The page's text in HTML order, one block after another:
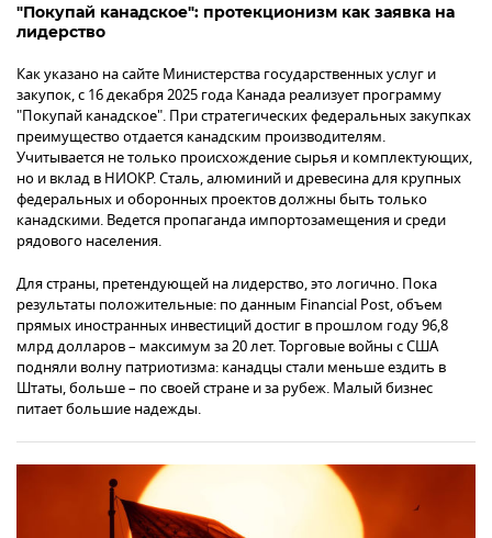
"Покупай канадское": протекционизм как заявка на
лидерство
Как указано на сайте Министерства государственных услуг и
закупок, с 16 декабря 2025 года Канада реализует программу
"Покупай канадское". При стратегических федеральных закупках
преимущество отдается канадским производителям.
Учитывается не только происхождение сырья и комплектующих,
но и вклад в НИОКР. Сталь, алюминий и древесина для крупных
федеральных и оборонных проектов должны быть только
канадскими. Ведется пропаганда импортозамещения и среди
рядового населения.
Для страны, претендующей на лидерство, это логично. Пока
результаты положительные: по данным Financial Post, объем
прямых иностранных инвестиций достиг в прошлом году 96,8
млрд долларов – максимум за 20 лет. Торговые войны с США
подняли волну патриотизма: канадцы стали меньше ездить в
Штаты, больше – по своей стране и за рубеж. Малый бизнес
питает большие надежды.